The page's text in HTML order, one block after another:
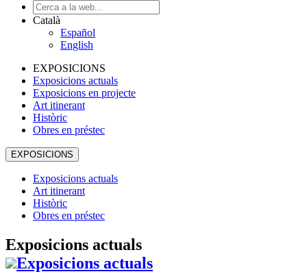
Català
Español
English
EXPOSICIONS
Exposicions actuals
Exposicions en projecte
Art itinerant
Històric
Obres en préstec
EXPOSICIONS
Exposicions actuals
Art itinerant
Històric
Obres en préstec
Exposicions actuals
Exposicions actuals